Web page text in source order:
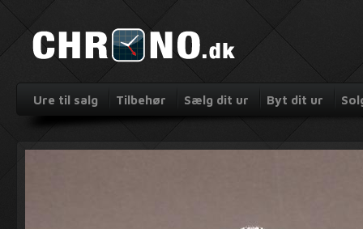
Ure til salg Tilbehør Sælg dit ur Byt dit ur